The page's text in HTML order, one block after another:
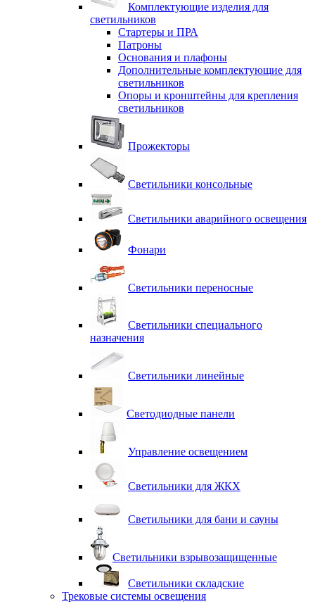
Комплектующие изделия для
светильников
Стартеры и ПРА
Патроны
Основания и плафоны
Дополнительные комплектующие для
светильников
Опоры и кронштейны для крепления
светильников
Прожекторы
Светильники консольные
Светильники аварийного освещения
Фонари
Светильники переносные
Светильники специального
назначения
Светильники линейные
Светодиодные панели
Управление освещением
Светильники для ЖКХ
Светильники для бани и сауны
Светильники взрывозащищенные
Светильники складские
Трековые системы освещения